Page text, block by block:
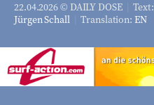
22.04.2026 © DAILY DOSE Text:
Jürgen Schall
Translation: EN